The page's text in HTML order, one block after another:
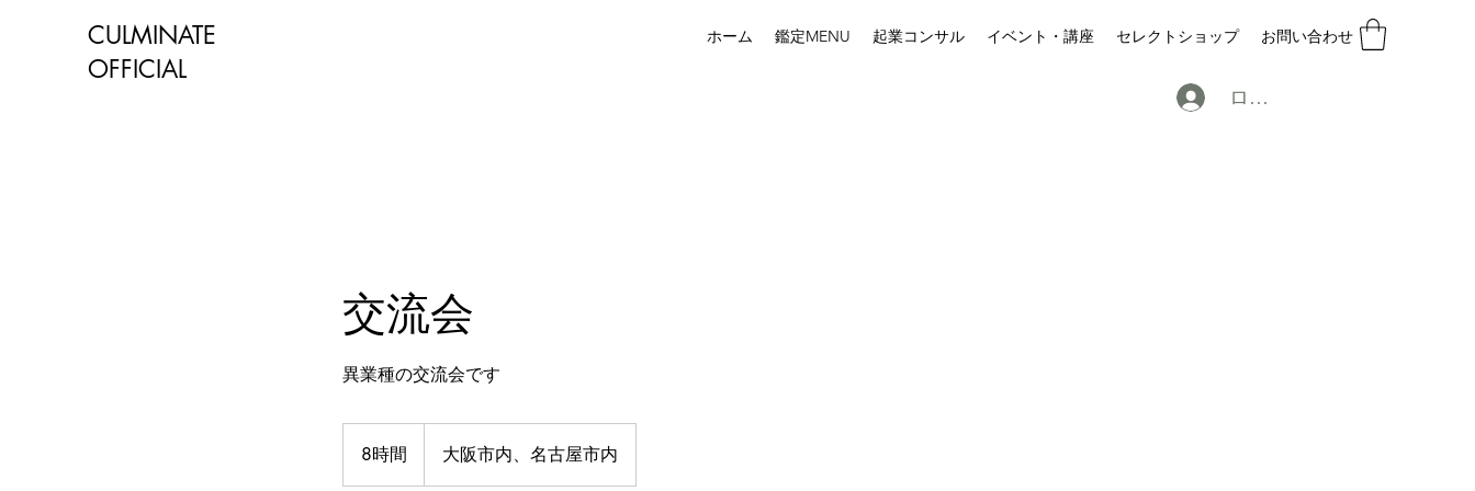
CULMINATE
OFFICIAL
ホーム 鑑定MENU 起業コンサル イベント・講座 セレクトショップ お問い合わせ
ログイン
交流会
異業種の交流会です
8時間
時
大阪市内、名古屋市内